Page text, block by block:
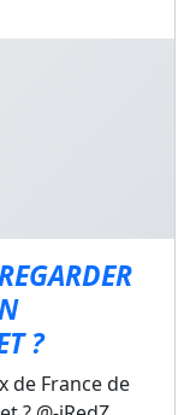
?
de France de